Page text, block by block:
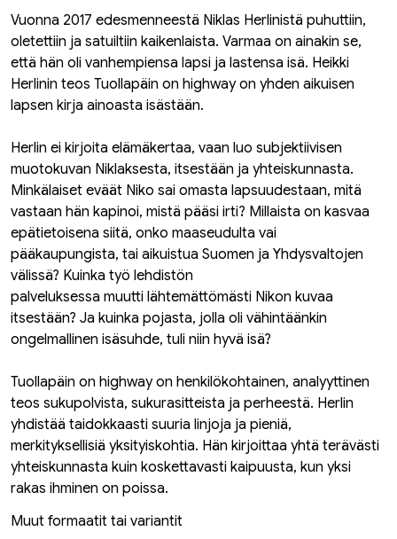
Vuonna 2017 edesmenneestä Niklas Herlinistä puhuttiin,
oletettiin ja satuiltiin kaikenlaista. Varmaa on ainakin se,
että hän oli vanhempiensa lapsi ja lastensa isä. Heikki
Herlinin teos Tuollapäin on highway on yhden aikuisen
lapsen kirja ainoasta isästään.
Herlin ei kirjoita elämäkertaa, vaan luo subjektiivisen
muotokuvan Niklaksesta, itsestään ja yhteiskunnasta.
Minkälaiset eväät Niko sai omasta lapsuudestaan, mitä
vastaan hän kapinoi, mistä pääsi irti? Millaista on kasvaa
epätietoisena siitä, onko maaseudulta vai
pääkaupungista, tai aikuistua Suomen ja Yhdysvaltojen
välissä? Kuinka työ lehdistön
palveluksessa muutti lähtemättömästi Nikon kuvaa
itsestään? Ja kuinka pojasta, jolla oli vähintäänkin
ongelmallinen isäsuhde, tuli niin hyvä isä?
Tuollapäin on highway on henkilökohtainen, analyyttinen
teos sukupolvista, sukurasitteista ja perheestä. Herlin
yhdistää taidokkaasti suuria linjoja ja pieniä,
merkityksellisiä yksityiskohtia. Hän kirjoittaa yhtä terävästi
yhteiskunnasta kuin koskettavasti kaipuusta, kun yksi
rakas ihminen on poissa.
Muut formaatit tai variantit